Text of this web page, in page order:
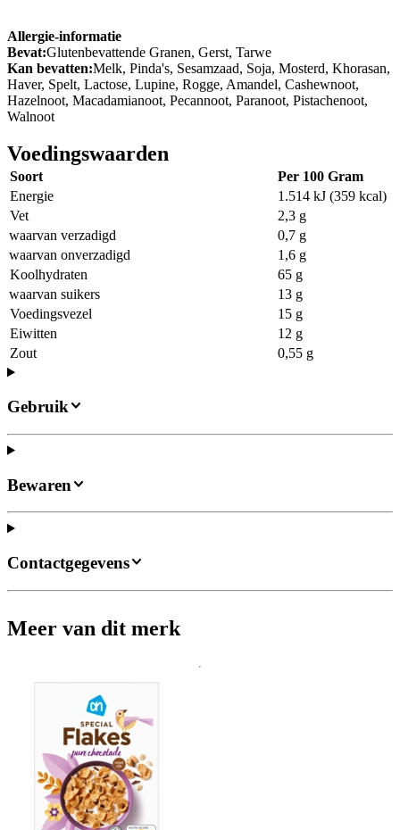
Allergie-informatie
Bevat:Glutenbevattende Granen, Gerst, Tarwe
Kan bevatten:Melk, Pinda's, Sesamzaad, Soja, Mosterd, Khorasan,
Haver, Spelt, Lactose, Lupine, Rogge, Amandel, Cashewnoot,
Hazelnoot, Macadamianoot, Pecannoot, Paranoot, Pistachenoot,
Walnoot
Voedingswaarden
Soort
Per 100 Gram
Energie
1.514 kJ (359 kcal)
Vet
2,3 g
waarvan verzadigd
0,7 g
waarvan onverzadigd
1,6 g
Koolhydraten
65 g
waarvan suikers
13 g
Voedingsvezel
15 g
Eiwitten
12 g
Zout
0,55 g
Gebruik
Bewaren
Contactgegevens
Meer van dit merk